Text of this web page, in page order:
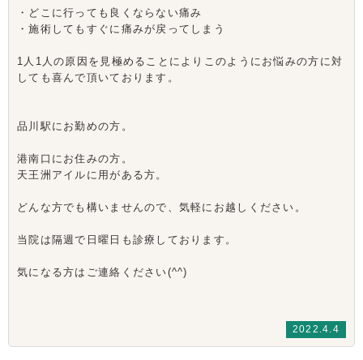
・どこに行っても良くならない痛み
・施術してもすぐに痛みが戻ってしまう
1人1人の原因を見極めることによりこのようにお悩みの方に対
しても喜んで頂いております。
品川駅にお勤めの方。
港南口にお住みの方。
天王洲アイルに用がある方。
どんな方でも構いませんので、気軽にお越しください。
当院は隔週で日曜日も診療しております。
気になる方はご連絡ください(^^)
2022.4.4